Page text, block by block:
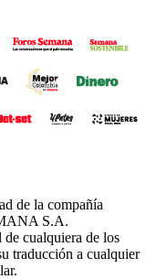
de la compañía
S.A.
cualquiera de los
traducción a cualquier